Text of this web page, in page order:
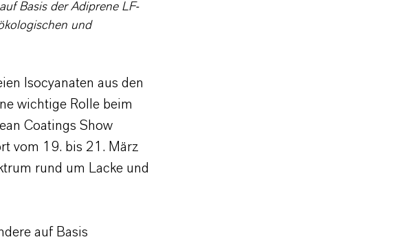
Basis der Adiprene LF-
und
Isocyanaten aus den
wichtige Rolle beim
Coatings Show
vom 19. bis 21. März
rund um Lacke und
auf Basis